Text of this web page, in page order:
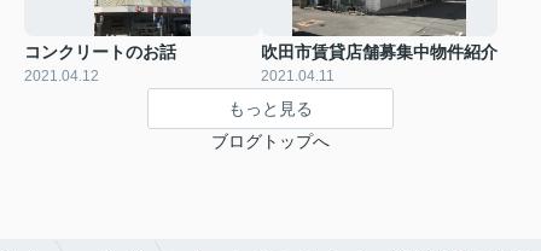
コンクリートのお話
2021.04.12
吹田市賃貸店舗募集中物件紹介
2021.04.11
もっと見る
ブログトップへ